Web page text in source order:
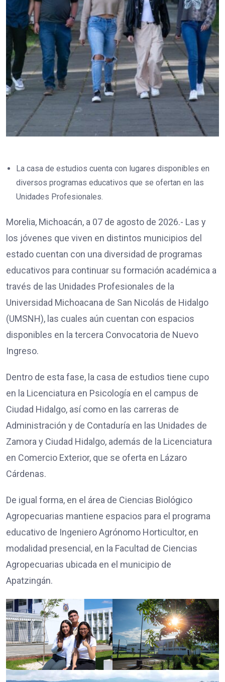
La casa de estudios cuenta con lugares disponibles en
diversos programas educativos que se ofertan en las
Unidades Profesionales.
Morelia, Michoacán, a 07 de agosto de 2026.- Las y
los jóvenes que viven en distintos municipios del
estado cuentan con una diversidad de programas
educativos para continuar su formación académica a
través de las Unidades Profesionales de la
Universidad Michoacana de San Nicolás de Hidalgo
(UMSNH), las cuales aún cuentan con espacios
disponibles en la tercera Convocatoria de Nuevo
Ingreso.
Dentro de esta fase, la casa de estudios tiene cupo
en la Licenciatura en Psicología en el campus de
Ciudad Hidalgo, así como en las carreras de
Administración y de Contaduría en las Unidades de
Zamora y Ciudad Hidalgo, además de la Licenciatura
en Comercio Exterior, que se oferta en Lázaro
Cárdenas.
De igual forma, en el área de Ciencias Biológico
Agropecuarias mantiene espacios para el programa
educativo de Ingeniero Agrónomo Horticultor, en
modalidad presencial, en la Facultad de Ciencias
Agropecuarias ubicada en el municipio de
Apatzingán.